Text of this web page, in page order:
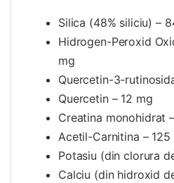
Silica (48% siliciu) –
Hidrogen-Peroxid
mg
Quercetin-3-
Quercetin – 12 mg
Creatina monohidrat
Acetil-Carnitina – 125
Potasiu (din clorura
Calciu (din hidroxid